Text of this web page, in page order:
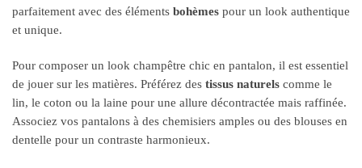
parfaitement avec des éléments bohèmes pour un look authentique
et unique.
Pour composer un look champêtre chic en pantalon, il est essentiel
de jouer sur les matières. Préférez des tissus naturels comme le
lin, le coton ou la laine pour une allure décontractée mais raffinée.
Associez vos pantalons à des chemisiers amples ou des blouses en
dentelle pour un contraste harmonieux.